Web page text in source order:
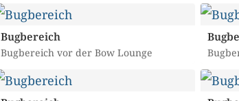
Bugbereich
Bugbereich vor der Bow Lounge